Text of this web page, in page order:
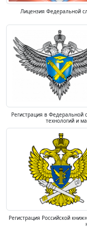
Лицензия Федеральной
Регистрация в Федеральной
технологий и
Регистрация Российской